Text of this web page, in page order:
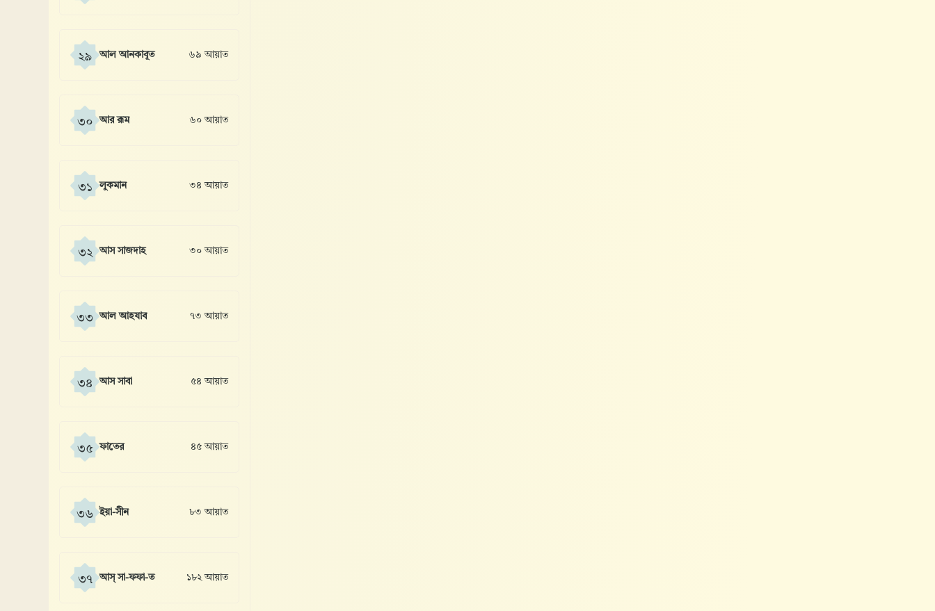
২৯ আল আনকাবূত ৬৯ আয়াত
৩০ আর রূম ৬০ আয়াত
৩১ লুকমান ৩৪ আয়াত
৩২ আস সাজদাহ ৩০ আয়াত
৩৩ আল আহযাব ৭৩ আয়াত
৩৪ আস সাবা ৫৪ আয়াত
৩৫ ফাতের ৪৫ আয়াত
৩৬ ইয়া-সীন ৮৩ আয়াত
৩৭ আস্ সা-ফফা-ত ১৮২ আয়াত